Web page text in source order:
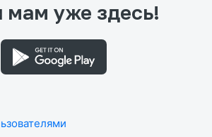
мам уже здесь!